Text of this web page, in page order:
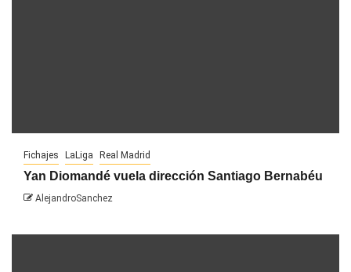
Fichajes LaLiga Real Madrid
Yan Diomandé vuela dirección Santiago Bernabéu
AlejandroSanchez